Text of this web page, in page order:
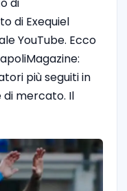
di Exequiel
YouTube. Ecco
più seguiti in
mercato. Il